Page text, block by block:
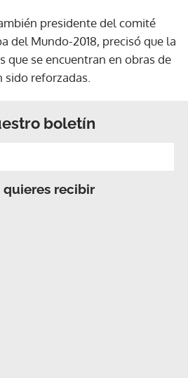
presidente del comité
del Mundo-2018, precisó que la
que se encuentran en obras de
sido reforzadas.
boletín
quieres recibir